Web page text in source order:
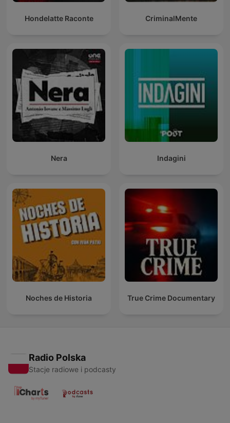
Hondelatte Raconte CriminalMente
Nera Indagini
Noches de Historia True Crime Documentary
Radio Polska
Stacje radiowe i podcasty